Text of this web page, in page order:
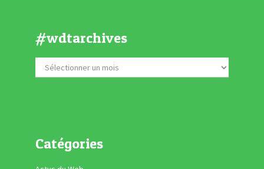
#wdtarchives
Catégories